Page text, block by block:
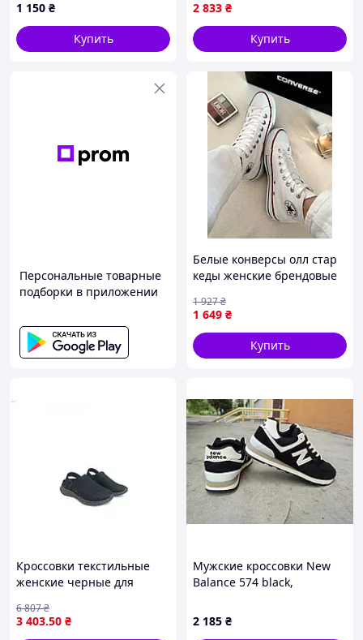
✪ честное описание товара
фотографируем обувь сами
нас легко найти на картах и поиске Гугл,
просто наберите "Топик обувь"
только настоящие отзывы от клиентов
✪ 14 лет опыта работы, 2 года на Пром юа
интернет магазин Топик рекомендуют
друзьям
качество обуви выше ее стоимости,
отличное соотношение Цена/качество
✔
беспроблемный обмен/возврат,
при отсутствии нашей вины затраты по
доставке оплачивает клиент
✔
решаем возникшие недоразумения или
ошибки
✔ быстрая доставка
Topik – удачный выбор!
1 150 ₴
Купить
2 833 ₴
Купить
Персональные товарные
подборки в приложении
Белые конверсы олл стар
кеды женские брендовые
конверс олл стар кеди
жіночі брендові базові
Converse
1 649 ₴
1 927₴
Купить
Кроссовки текстильные
женские черные для
универсальная обувь для
комфорта и стиля
3 403.50 ₴
6 807₴
Мужские кроссовки New
Balance 574 black,
демисезонные черные.
Маломерят. 43 (26,5 см)
2 185 ₴